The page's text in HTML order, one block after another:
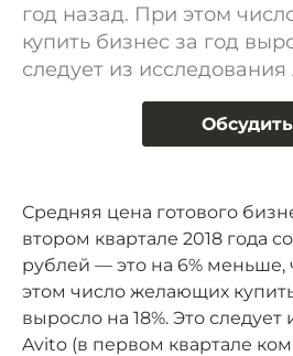
год назад. При этом
купить бизнес за год
следует из исследования
Обсудить
Средняя цена готового
втором квартале 2018 года
рублей — это на 6% меньше,
этом число желающих
выросло на 18%. Это следует
Avito (в первом квартале